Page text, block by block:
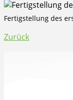
Fertigstellung des
Zurück